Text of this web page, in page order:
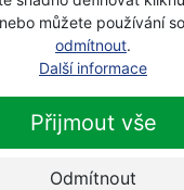
nebo můžete používání
odmítnout.
Další informace
Přijmout vše
Odmítnout
Fiskars Pilka
malá SW73 123870
Akce
Skladem